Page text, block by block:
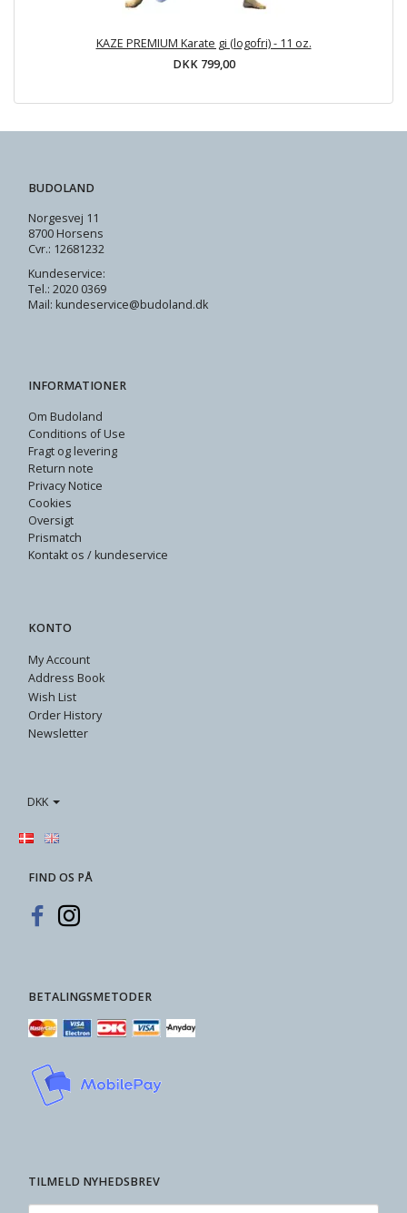
KAZE PREMIUM Karate gi (logofri) - 11 oz.
DKK 799,00
BUDOLAND
Norgesvej 11
8700 Horsens
Cvr.: 12681232
Kundeservice:
Tel.: 2020 0369
Mail: kundeservice@budoland.dk
INFORMATIONER
Om Budoland
Conditions of Use
Fragt og levering
Return note
Privacy Notice
Cookies
Oversigt
Prismatch
Kontakt os / kundeservice
KONTO
My Account
Address Book
Wish List
Order History
Newsletter
DKK
FIND OS PÅ
BETALINGSMETODER
TILMELD NYHEDSBREV